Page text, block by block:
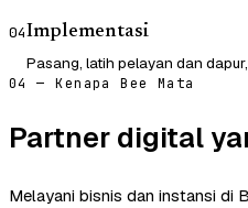
04Implementasi
Pasang, latih pelayan dan
04 — Kenapa Bee Mata
Partner digital
Melayani bisnis dan instansi di